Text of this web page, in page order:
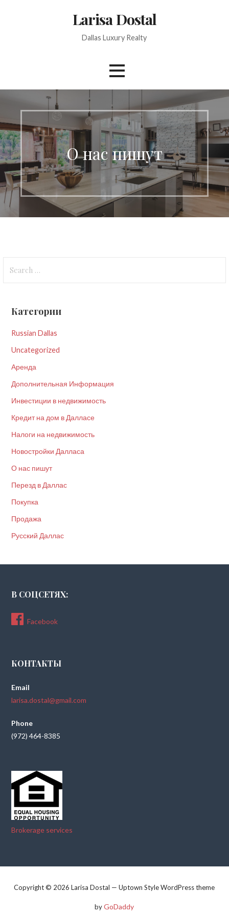
Larisa Dostal
Dallas Luxury Realty
О нас пишут
for:
Категории
Russian Dallas
Uncategorized
Аренда
Дополнительная Информация
Инвестиции в недвижимость
Кредит на дом в Далласе
Налоги на недвижимость
Новостройки Далласа
О нас пишут
Перезд в Даллас
Покупка
Продажа
Русский Даллас
В СОЦСЕТЯХ:
Facebook
КОНТАКТЫ
Email
larisa.dostal@gmail.com
Phone
(972) 464-8385
Brokerage services
Copyright © 2026 Larisa Dostal — Uptown Style WordPress theme
byGoDaddy